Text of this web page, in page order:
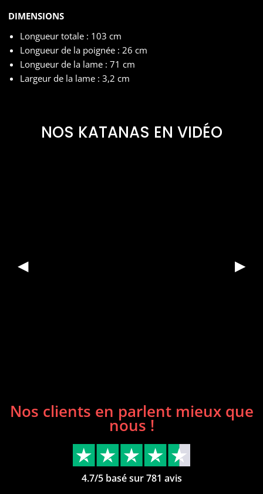
DIMENSIONS
Longueur totale : 103 cm
Longueur de la poignée : 26 cm
Longueur de la lame : 71 cm
Largeur de la lame : 3,2 cm
NOS KATANAS EN VIDÉO
◀ ▶
Nos clients en parlent mieux que
nous !
4.7/5 basé sur 781 avis